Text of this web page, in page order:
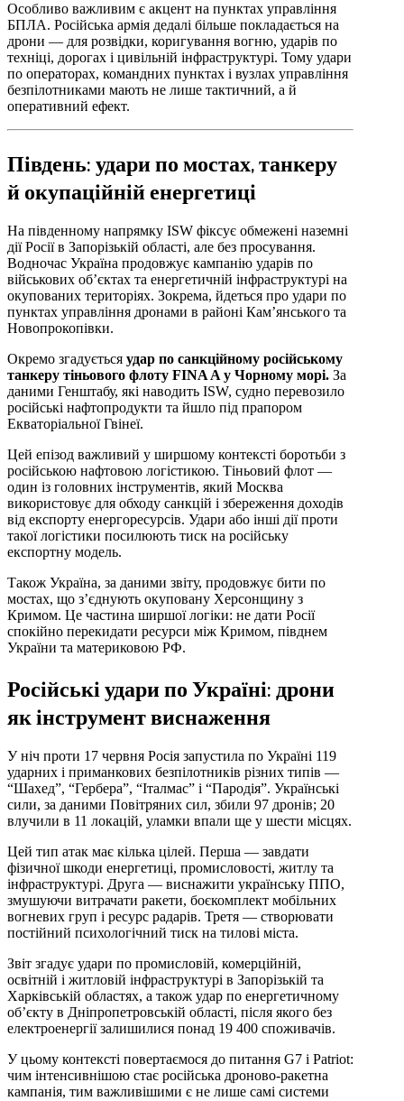
Особливо важливим є акцент на пунктах управління
БПЛА. Російська армія дедалі більше покладається на
дрони — для розвідки, коригування вогню, ударів по
техніці, дорогах і цивільній інфраструктурі. Тому удари
по операторах, командних пунктах і вузлах управління
безпілотниками мають не лише тактичний, а й
оперативний ефект.
Південь: удари по мостах, танкеру
й окупаційній енергетиці
На південному напрямку ISW фіксує обмежені наземні
дії Росії в Запорізькій області, але без просування.
Водночас Україна продовжує кампанію ударів по
військових об’єктах та енергетичній інфраструктурі на
окупованих територіях. Зокрема, йдеться про удари по
пунктах управління дронами в районі Кам’янського та
Новопрокопівки.
Окремо згадується удар по санкційному російському
танкеру тіньового флоту FINA A у Чорному морі. За
даними Генштабу, які наводить ISW, судно перевозило
російські нафтопродукти та йшло під прапором
Екваторіальної Гвінеї.
Цей епізод важливий у ширшому контексті боротьби з
російською нафтовою логістикою. Тіньовий флот —
один із головних інструментів, який Москва
використовує для обходу санкцій і збереження доходів
від експорту енергоресурсів. Удари або інші дії проти
такої логістики посилюють тиск на російську
експортну модель.
Також Україна, за даними звіту, продовжує бити по
мостах, що з’єднують окуповану Херсонщину з
Кримом. Це частина ширшої логіки: не дати Росії
спокійно перекидати ресурси між Кримом, півднем
України та материковою РФ.
Російські удари по Україні: дрони
як інструмент виснаження
У ніч проти 17 червня Росія запустила по Україні 119
ударних і приманкових безпілотників різних типів —
“Шахед”, “Гербера”, “Італмас” і “Пародія”. Українські
сили, за даними Повітряних сил, збили 97 дронів; 20
влучили в 11 локацій, уламки впали ще у шести місцях.
Цей тип атак має кілька цілей. Перша — завдати
фізичної шкоди енергетиці, промисловості, житлу та
інфраструктурі. Друга — виснажити українську ППО,
змушуючи витрачати ракети, боєкомплект мобільних
вогневих груп і ресурс радарів. Третя — створювати
постійний психологічний тиск на тилові міста.
Звіт згадує удари по промисловій, комерційній,
освітній і житловій інфраструктурі в Запорізькій та
Харківській областях, а також удар по енергетичному
об’єкту в Дніпропетровській області, після якого без
електроенергії залишилися понад 19 400 споживачів.
У цьому контексті повертаємося до питання G7 і Patriot:
чим інтенсивнішою стає російська дроново-ракетна
кампанія, тим важливішими є не лише самі системи